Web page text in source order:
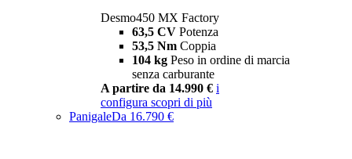
Desmo450 MX Factory
63,5 CV Potenza
53,5 Nm Coppia
104 kg Peso in ordine di marcia
senza carburante
A partire da 14.990 € i
configura scopri di più
PanigaleDa 16.790 €